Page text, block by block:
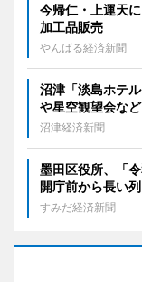
今帰仁・上運天
加工品販売
やんばる経済新聞
沼津「淡島ホテ
や星空観望会など
沼津経済新聞
墨田区役所、「
開庁前から長い列
すみだ経済新聞